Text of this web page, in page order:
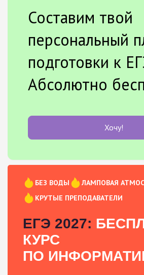
Составим твой
персональный
подготовки к
Абсолютно
Хочу!
БЕЗ ВОДЫ
ЛАМПОВАЯ
КРУТЫЕ ПРЕПОДАВАТЕЛИ
ЕГЭ 2027:
КУРС
ПО